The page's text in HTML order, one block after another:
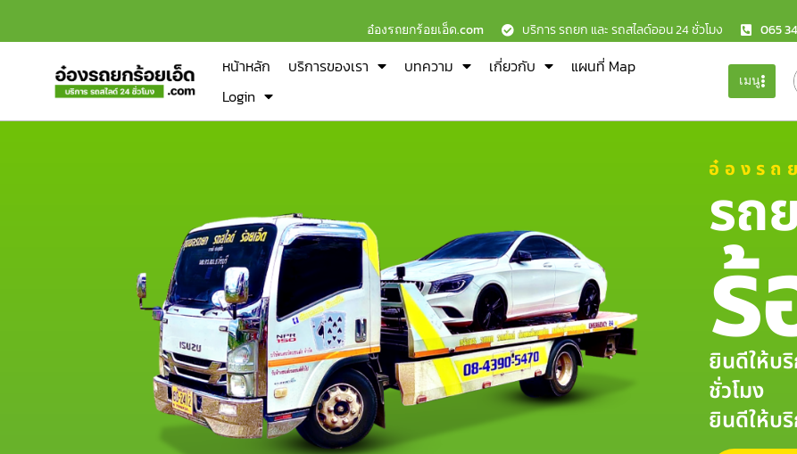
อ๋องรถยกร้อยเอ็ด.com บริการ รถยก และ รถสไลด์ออน 24 ชั่วโมง 065
หน้าหลัก บริการของเรา บทความ เกี่ยวกับ
แผนที่ Map
Login
เมนู
อ๋องรถ
รถ
ยินดีให้บ
ชั่วโมง
ยินดีให้บ